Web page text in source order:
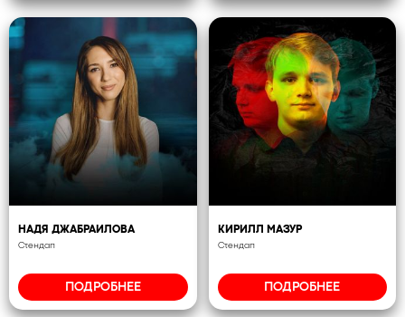
НАДЯ ДЖАБРАИЛОВА
Стендап
ПОДРОБНЕЕ
КИРИЛЛ МАЗУР
Стендап
ПОДРОБНЕЕ